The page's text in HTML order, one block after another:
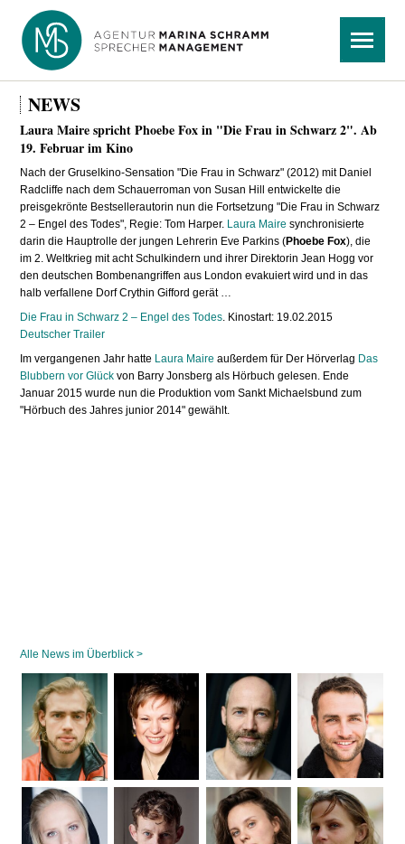
Navigation
überspringen
NEWS
Laura Maire spricht Phoebe Fox in "Die Frau in Schwarz 2". Ab
19. Februar im Kino
Nach der Gruselkino-Sensation "Die Frau in Schwarz" (2012) mit Daniel
Radcliffe nach dem Schauerroman von Susan Hill entwickelte die
preisgekrönte Bestsellerautorin nun die Fortsetzung "Die Frau in Schwarz
2 – Engel des Todes", Regie: Tom Harper. Laura Maire synchronisierte
darin die Hauptrolle der jungen Lehrerin Eve Parkins (Phoebe Fox), die
im 2. Weltkrieg mit acht Schulkindern und ihrer Direktorin Jean Hogg vor
den deutschen Bombenangriffen aus London evakuiert wird und in das
halb verfallene Dorf Crythin Gifford gerät …
Die Frau in Schwarz 2 – Engel des Todes . Kinostart: 19.02.2015
Deutscher Trailer
Im vergangenen Jahr hatte Laura Maire außerdem für Der Hörverlag Das
Blubbern vor Glück von Barry Jonsberg als Hörbuch gelesen. Ende
Januar 2015 wurde nun die Produktion vom Sankt Michaelsbund zum
"Hörbuch des Jahres junior 2014" gewählt.
Alle News im Überblick >
Navigation
überspringen